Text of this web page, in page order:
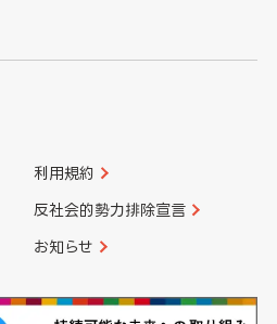
利用規約
反社会的勢力排除宣言
お知らせ